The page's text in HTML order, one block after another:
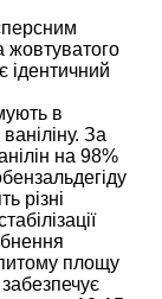
жовтуватого
ідентичний
в
За
на 98%
різні
площу